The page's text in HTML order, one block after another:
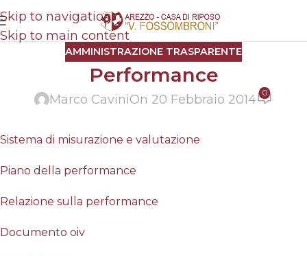
Skip to navigation
Skip to main content
AMMINISTRAZIONE TRASPARENTE
Performance
Marco CaviniOn 20 Febbraio 2014 0
Sistema di misurazione e valutazione
Piano della performance
Relazione sulla performance
Documento oiv